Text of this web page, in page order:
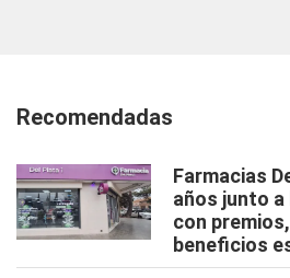
Recomendadas
Farmacias
años junto
con
beneficios